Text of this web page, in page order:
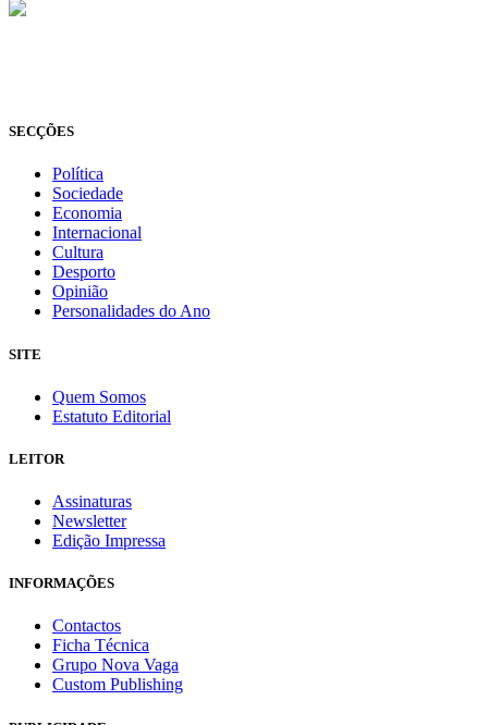
SECÇÕES
Política
Sociedade
Economia
Internacional
Cultura
Desporto
Opinião
Personalidades do Ano
SITE
Quem Somos
Estatuto Editorial
LEITOR
Assinaturas
Newsletter
Edição Impressa
INFORMAÇÕES
Contactos
Ficha Técnica
Grupo Nova Vaga
Custom Publishing